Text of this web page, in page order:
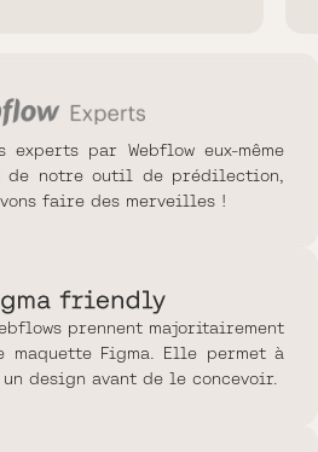
experts par Webflow eux-même
de notre outil de prédilection,
faire des merveilles !
prennent majoritairement
maquette Figma. Elle permet à
design avant de le concevoir.